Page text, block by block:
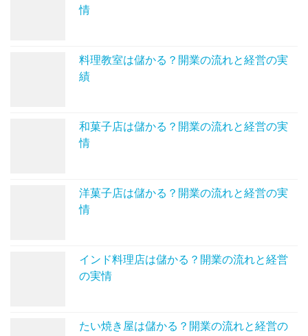
情
料理教室は儲かる？開業の流れと経営の実
績
和菓子店は儲かる？開業の流れと経営の実
情
洋菓子店は儲かる？開業の流れと経営の実
情
インド料理店は儲かる？開業の流れと経営
の実情
たい焼き屋は儲かる？開業の流れと経営の